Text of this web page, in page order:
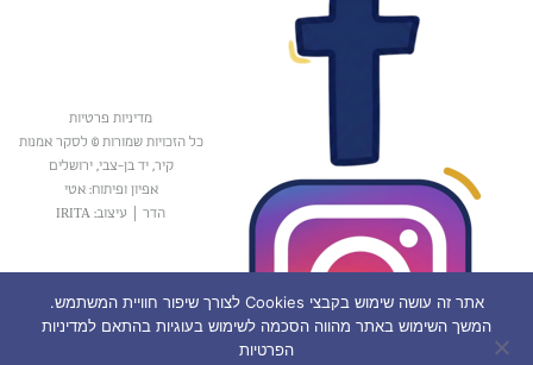
מדיניות פרטיות
כל הזכויות שמורות © לסקר אמנות
קיר, יד בן-צבי, ירושלים
אפיון ופיתוח: אטי
הדר
עיצוב: IRITA
אתר זה עושה שימוש בקבצי Cookies לצורך שיפור חוויית המשתמש.
המשך השימוש באתר מהווה הסכמה לשימוש בעוגיות בהתאם למדיניות
הפרטיות